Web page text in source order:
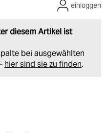
diesem Artikel ist
bei ausgewählten
hier sind sie zu finden.
einloggen